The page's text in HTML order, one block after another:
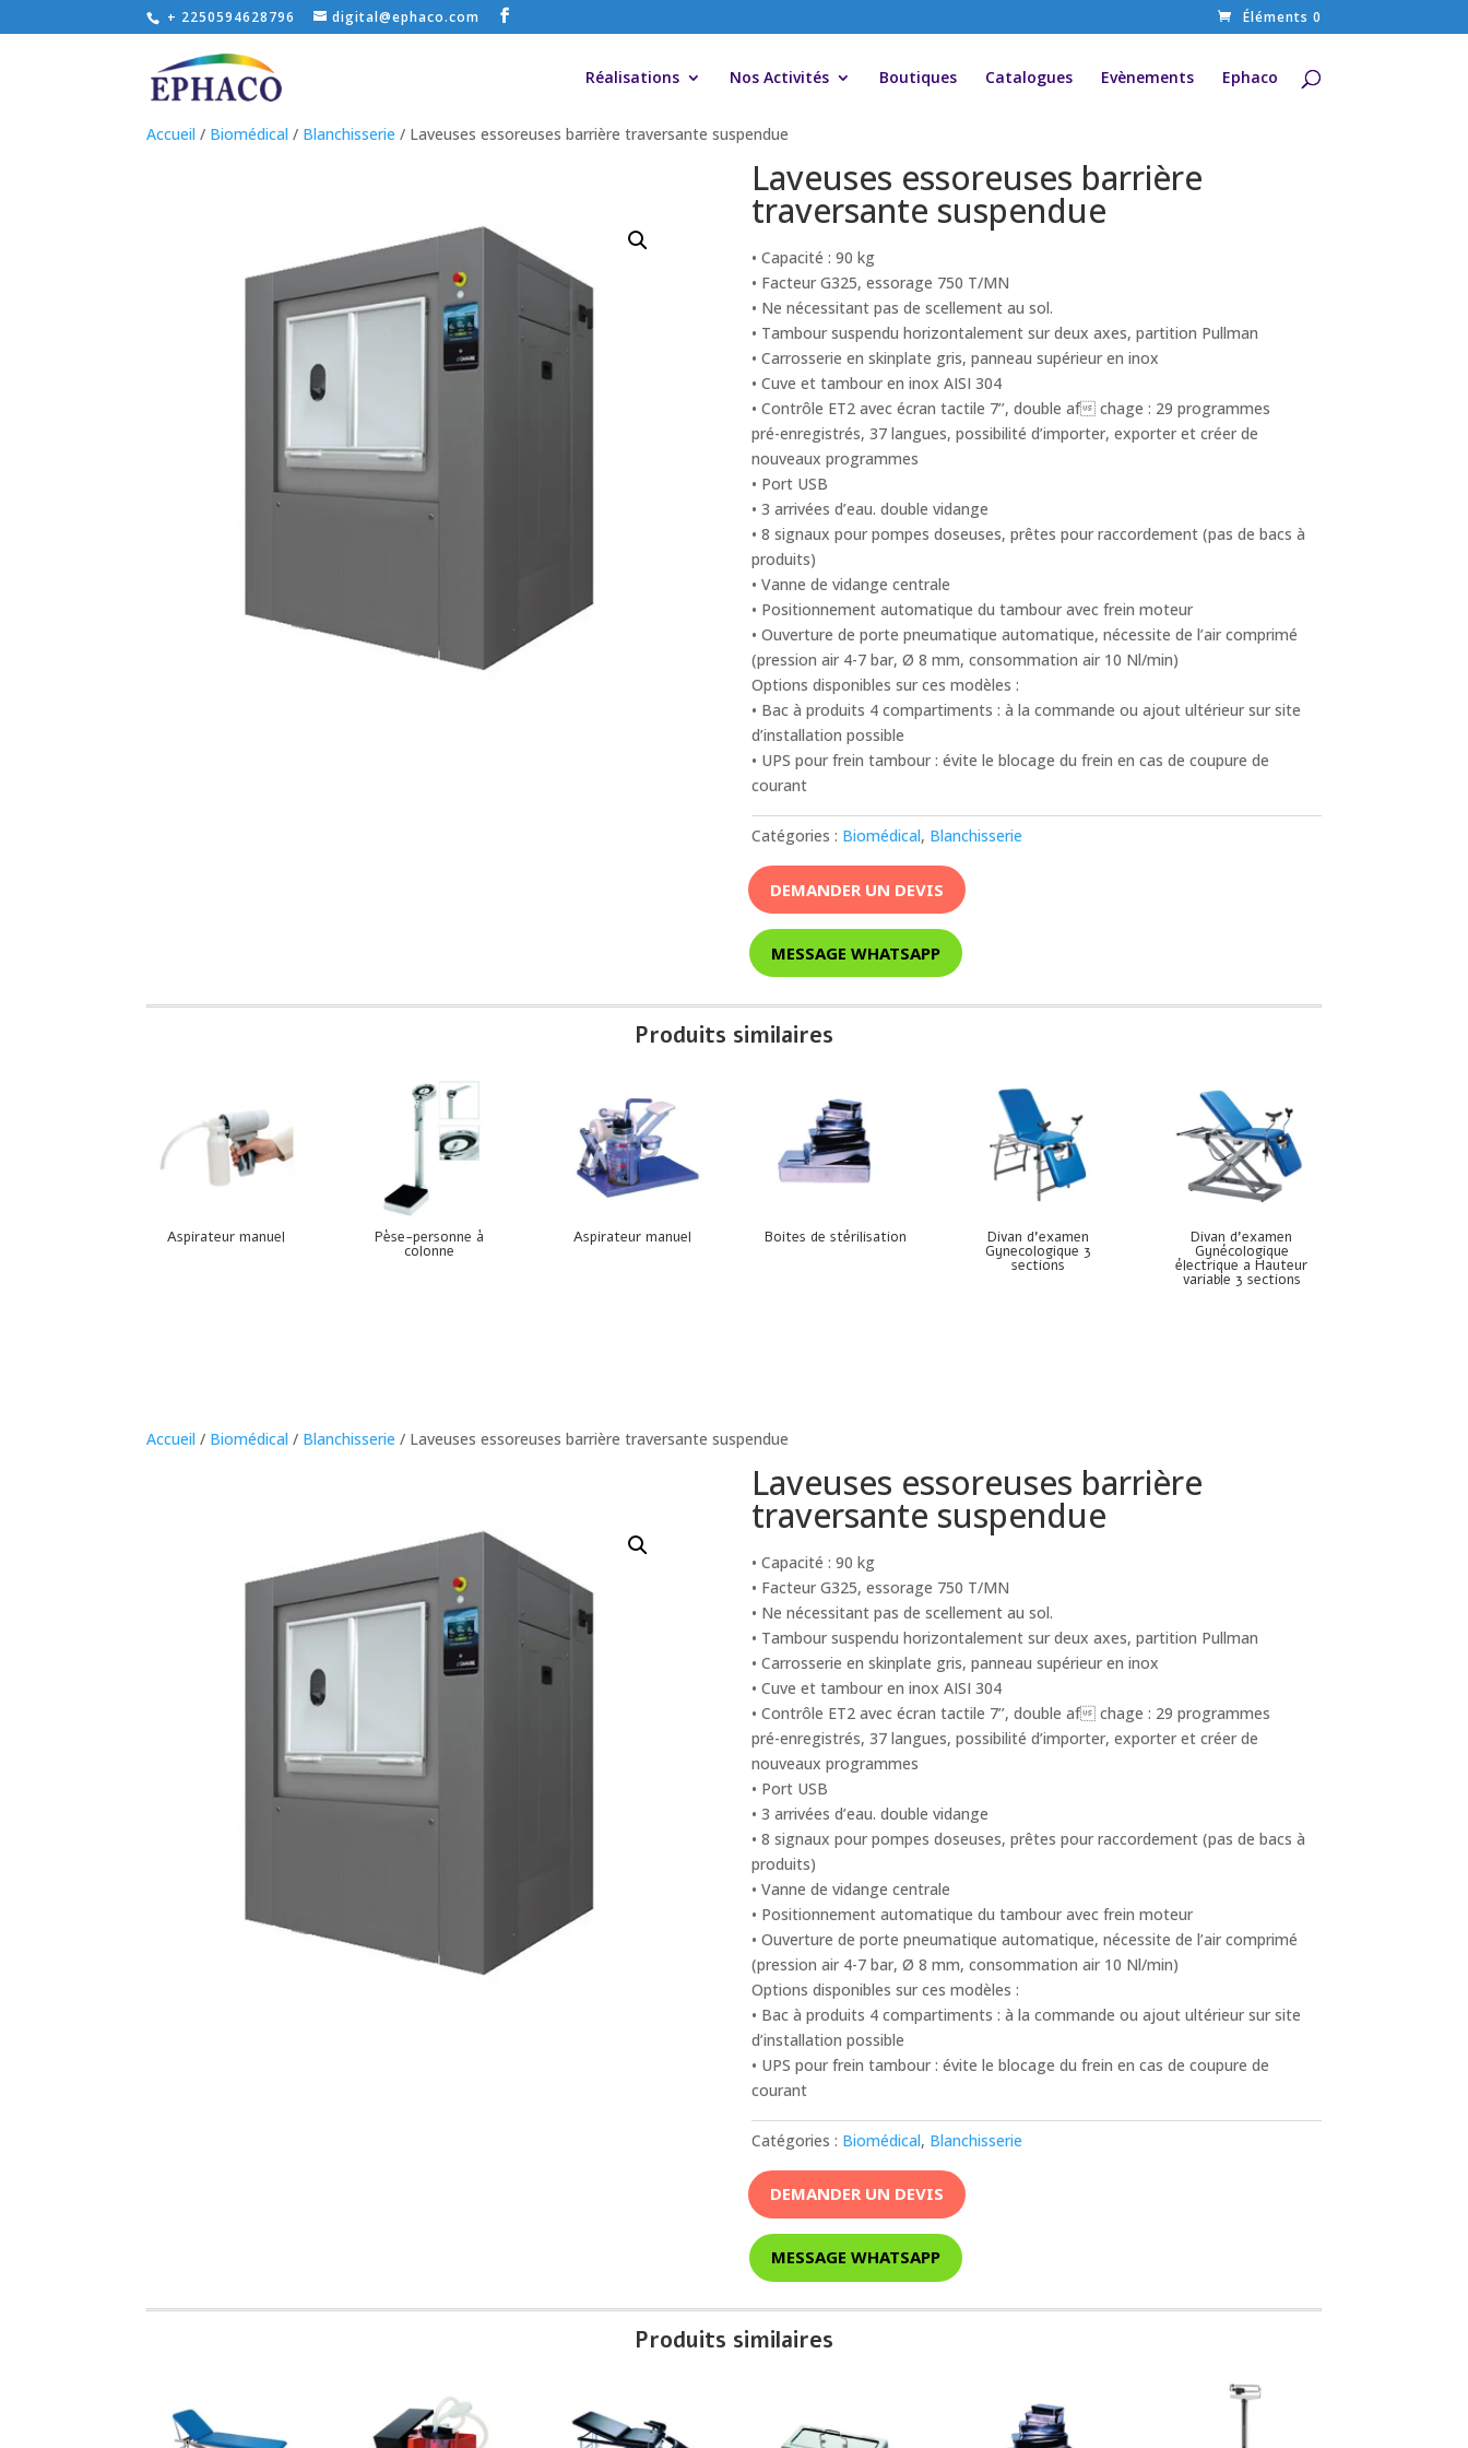
+ 2250594628796 digital@ephaco.com Éléments 0
Réalisations Nos Activités Boutiques Catalogues Evènements Ephaco
Accueil / Biomédical / Blanchisserie / Laveuses essoreuses barrière traversante suspendue
Laveuses essoreuses barrière
traversante suspendue
• Capacité : 90 kg
• Facteur G325, essorage 750 T/MN
• Ne nécessitant pas de scellement au sol.
• Tambour suspendu horizontalement sur deux axes, partition Pullman
• Carrosserie en skinplate gris, panneau supérieur en inox
• Cuve et tambour en inox AISI 304
• Contrôle ET2 avec écran tactile 7’’, double af chage : 29 programmes
pré-enregistrés, 37 langues, possibilité d’importer, exporter et créer de
nouveaux programmes
• Port USB
• 3 arrivées d’eau. double vidange
• 8 signaux pour pompes doseuses, prêtes pour raccordement (pas de bacs à
produits)
• Vanne de vidange centrale
• Positionnement automatique du tambour avec frein moteur
• Ouverture de porte pneumatique automatique, nécessite de l’air comprimé
(pression air 4-7 bar, Ø 8 mm, consommation air 10 Nl/min)
Options disponibles sur ces modèles :
• Bac à produits 4 compartiments : à la commande ou ajout ultérieur sur site
d’installation possible
• UPS pour frein tambour : évite le blocage du frein en cas de coupure de
courant
Catégories : Biomédical, Blanchisserie
DEMANDER UN DEVIS
MESSAGE WHATSAPP
Produits similaires
Aspirateur manuel Pèse-personne à
colonne
Aspirateur manuel Boites de stérilisation Divan d’examen
Gynecologique 3
sections
Divan d’examen
Gynécologique
électrique a Hauteur
variable 3 sections
Accueil / Biomédical / Blanchisserie / Laveuses essoreuses barrière traversante suspendue
Laveuses essoreuses barrière
traversante suspendue
• Capacité : 90 kg
• Facteur G325, essorage 750 T/MN
• Ne nécessitant pas de scellement au sol.
• Tambour suspendu horizontalement sur deux axes, partition Pullman
• Carrosserie en skinplate gris, panneau supérieur en inox
• Cuve et tambour en inox AISI 304
• Contrôle ET2 avec écran tactile 7’’, double af chage : 29 programmes
pré-enregistrés, 37 langues, possibilité d’importer, exporter et créer de
nouveaux programmes
• Port USB
• 3 arrivées d’eau. double vidange
• 8 signaux pour pompes doseuses, prêtes pour raccordement (pas de bacs à
produits)
• Vanne de vidange centrale
• Positionnement automatique du tambour avec frein moteur
• Ouverture de porte pneumatique automatique, nécessite de l’air comprimé
(pression air 4-7 bar, Ø 8 mm, consommation air 10 Nl/min)
Options disponibles sur ces modèles :
• Bac à produits 4 compartiments : à la commande ou ajout ultérieur sur site
d’installation possible
• UPS pour frein tambour : évite le blocage du frein en cas de coupure de
courant
Catégories : Biomédical, Blanchisserie
DEMANDER UN DEVIS
MESSAGE WHATSAPP
Produits similaires